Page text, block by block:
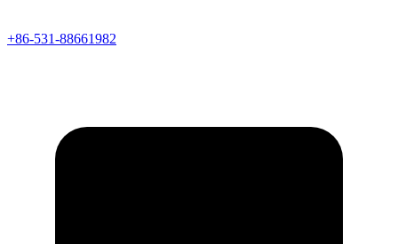
+86-531-88661982